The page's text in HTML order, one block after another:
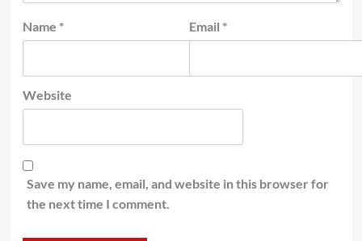
Name * Email *
Website
Save my name, email, and website in this browser for
the next time I comment.